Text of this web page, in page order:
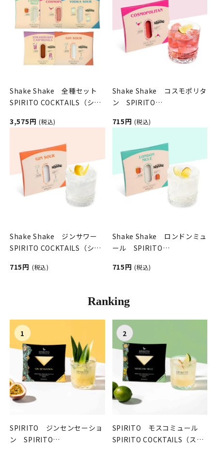
Shake Shake 全種セット
SPIRITO COCKTAILS（シェ
クテルズ）
3,575円 (税込)
Shake Shake コスモポリタ
ン SPIRITO
イク／スピリットカクテル
715円 (税込)
Shake Shake ジンサワー
SPIRITO COCKTAILS（シェ
クテルズ）
715円 (税込)
Shake Shake ロンドンミュ
ール SPIRITO
イク／スピリットカクテル
715円 (税込)
Ranking
SPIRITO ジンセンセーショ
ン SPIRITO
SPIRITO モスコミュール
SPIRITO COCKTAILS（スピ